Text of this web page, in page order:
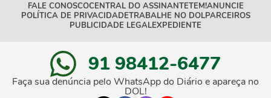
FALE CONOSCOCENTRAL DO ASSINANTETEM!ANUNCIE
POLÍTICA DE PRIVACIDADETRABALHE NO DOLPARCEIROS
PUBLICIDADE LEGALEXPEDIENTE
91 98412-6477
Faça sua denúncia pelo WhatsApp do Diário e apareça no
DOL!